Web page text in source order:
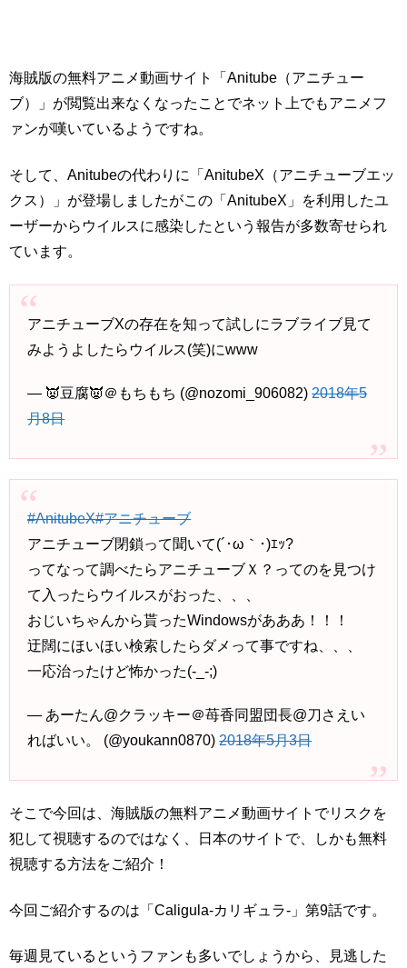
海賊版の無料アニメ動画サイト「Anitube（アニチュー
ブ）」が閲覧出来なくなったことでネット上でもアニメフ
ァンが嘆いているようですね。
そして、Anitubeの代わりに「AnitubeX（アニチューブエッ
クス）」が登場しましたがこの「AnitubeX」を利用したユ
ーザーからウイルスに感染したという報告が多数寄せられ
ています。
アニチューブXの存在を知って試しにラブライブ見て
みようよしたらウイルス(笑)にwww
— 👿豆腐👿＠もちもち (@nozomi_906082)2018年5
月8日
#AnitubeX#アニチューブ
アニチューブ閉鎖って聞いて(´･ω｀･)ｴｯ?
ってなって調べたらアニチューブＸ？ってのを見つけ
て入ったらウイルスがおった、、、
おじいちゃんから貰ったWindowsがあああ！！！
迂闊にほいほい検索したらダメって事ですね、、、
一応治ったけど怖かった(-_-;)
— あーたん@クラッキー＠苺香同盟団長@刀さえい
ればいい。 (@youkann0870)2018年5月3日
そこで今回は、海賊版の無料アニメ動画サイトでリスクを
犯して視聴するのではなく、日本のサイトで、しかも無料
視聴する方法をご紹介！
今回ご紹介するのは「Caligula-カリギュラ-」第9話です。
毎週見ているというファンも多いでしょうから、見逃した